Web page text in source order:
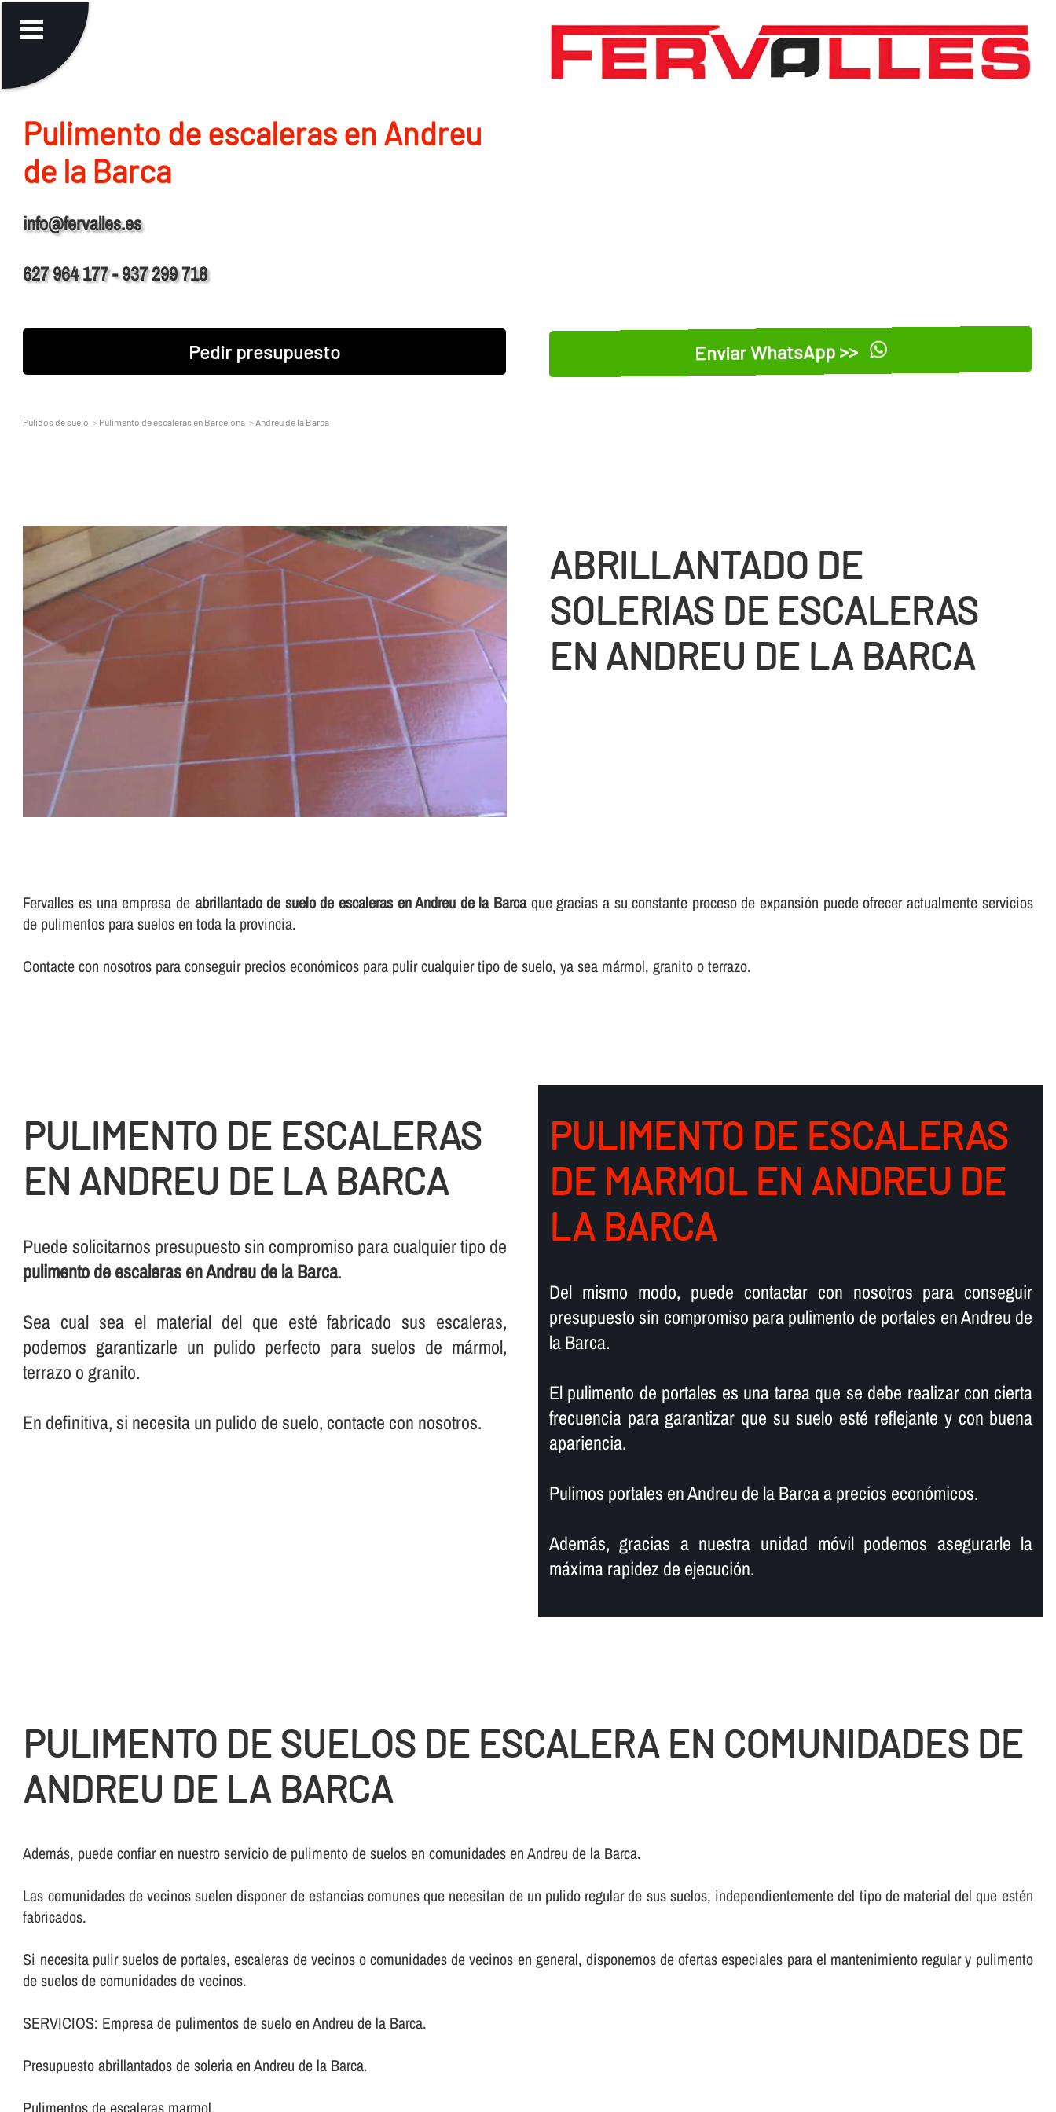
Pulimento de escaleras en Andreu
de la Barca
info@fervalles.es
627 964 177 - 937 299 718
Pedir presupuesto Enviar WhatsApp >>
Pulidos de suelo Pulimento de escaleras en Barcelona Andreu de la Barca
ABRILLANTADO DE
SOLERIAS DE ESCALERAS
EN ANDREU DE LA BARCA
Fervalles es una empresa de abrillantado de suelo de escaleras en Andreu de la Barcaque gracias a su constante proceso de expansión puede ofrecer actualmente servicios
de pulimentos para suelos en toda la provincia.
Contacte con nosotros para conseguir precios económicos para pulir cualquier tipo de suelo, ya sea mármol, granito o terrazo.
PULIMENTO DE ESCALERAS
EN ANDREU DE LA BARCA
Puede solicitarnos presupuesto sin compromiso para cualquier tipo de
pulimento de escaleras en Andreu de la Barca.
Sea cual sea el material del que esté fabricado sus escaleras,
podemos garantizarle un pulido perfecto para suelos de mármol,
terrazo o granito.
En definitiva, si necesita un pulido de suelo, contacte con nosotros.
PULIMENTO DE ESCALERAS
DE MARMOL EN ANDREU DE
LA BARCA
Del mismo modo, puede contactar con nosotros para conseguir
presupuesto sin compromiso para pulimento de portales en Andreu de
la Barca.
El pulimento de portales es una tarea que se debe realizar con cierta
frecuencia para garantizar que su suelo esté reflejante y con buena
apariencia.
Pulimos portales en Andreu de la Barca a precios económicos.
Además, gracias a nuestra unidad móvil podemos asegurarle la
máxima rapidez de ejecución.
PULIMENTO DE SUELOS DE ESCALERA EN COMUNIDADES DE
ANDREU DE LA BARCA
Además, puede confiar en nuestro servicio de pulimento de suelos en comunidades en Andreu de la Barca.
Las comunidades de vecinos suelen disponer de estancias comunes que necesitan de un pulido regular de sus suelos, independientemente del tipo de material del que estén
fabricados.
Si necesita pulir suelos de portales, escaleras de vecinos o comunidades de vecinos en general, disponemos de ofertas especiales para el mantenimiento regular y pulimento
de suelos de comunidades de vecinos.
SERVICIOS: Empresa de pulimentos de suelo en Andreu de la Barca.
Presupuesto abrillantados de soleria en Andreu de la Barca.